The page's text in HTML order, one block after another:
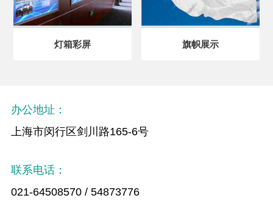
灯箱彩屏 旗帜展示
办公地址：
上海市闵行区剑川路165-6号
联系电话：
021-64508570 / 54873776